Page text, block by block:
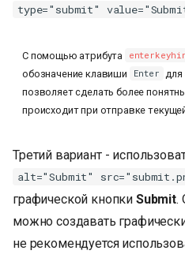
type="submit"
С помощью атрибута
обозначение клавиши
Enter
для
позволяет сделать более
происходит при отправке
Третий вариант -
alt="Submit"
графической кнопки Submit.
можно создавать
не рекомендуется